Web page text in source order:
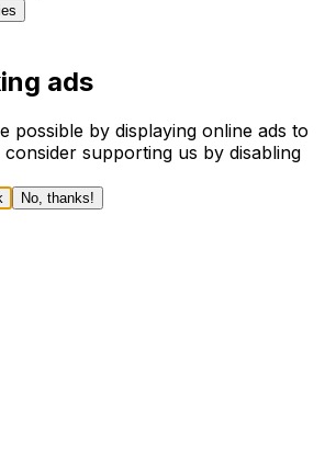
ads
possible by displaying online ads to
supporting us by disabling
No, thanks!